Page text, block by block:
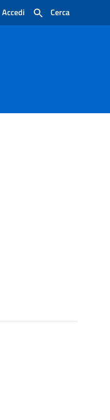
Cerca
Accedi